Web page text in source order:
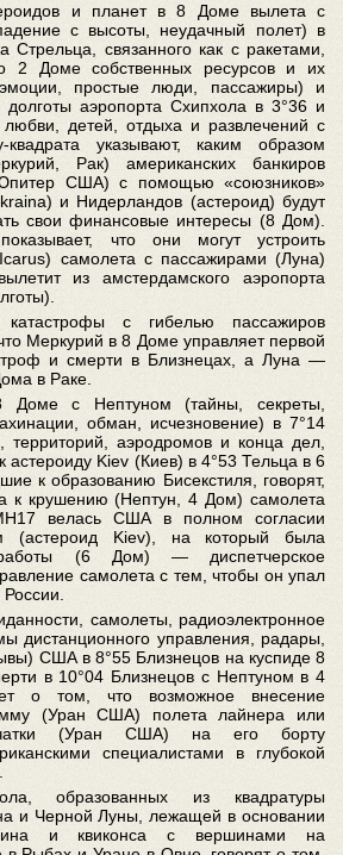
и планет в 8 Доме вылета с
с высоты, неудачный полет) в
Стрельца, связанного как с ракетами,
2 Доме собственных ресурсов и их
простые люди, пассажиры) и
долготы аэропорта Схипхола в 3°36 и
детей, отдыха и развлечений с
указывают, каким образом
Рак) американских банкиров
США) с помощью «союзников»
и Нидерландов (астероид) будут
свои финансовые интересы (8 Дом).
что они могут устроить
самолета с пассажирами (Луна)
из амстердамского аэропорта
катастрофы с гибелью пассажиров
Меркурий в 8 Доме управляет первой
и смерти в Близнецах, а Луна —
в Раке.
с Нептуном (тайны, секреты,
обман, исчезновение) в 7°14
аэродромов и конца дел,
астероиду Kiev (Киев) в 4°53 Тельца в 6
к образованию Бисекстиля, говорят,
к крушению (Нептун, 4 Дом) самолета
велась США в полном согласии
(астероид Kiev), на который была
(6 Дом) — диспетчерское
самолета с тем, чтобы он упал
самолеты, радиоэлектронное
дистанционного управления, радары,
США в 8°55 Близнецов на куспиде 8
в 10°04 Близнецов с Нептуном в 4
о том, что возможное внесение
(Уран США) полета лайнера или
(Уран США) на его борту
специалистами в глубокой
образованных из квадратуры
и Черной Луны, лежащей в основании
и квиконса с вершинами на